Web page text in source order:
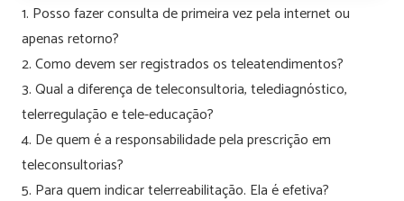
1. Posso fazer consulta de primeira vez pela internet ou
apenas retorno?
2. Como devem ser registrados os teleatendimentos?
3. Qual a diferença de teleconsultoria, telediagnóstico,
telerregulação e tele-educação?
4. De quem é a responsabilidade pela prescrição em
teleconsultorias?
5. Para quem indicar telerreabilitação. Ela é efetiva?